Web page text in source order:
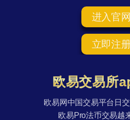
进入官网
立即注
欧易交易所
欧易网中国交易平台日
欧易Pro法币交易越